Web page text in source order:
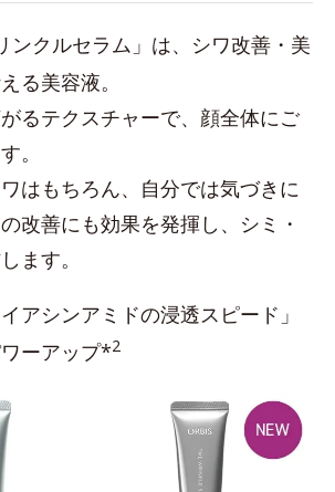
ンクルセラム」は、シワ改善・美
る美容液。
るテクスチャーで、顔全体にご
。
はもちろん、自分では気づきに
改善にも効果を発揮し、シミ・
ます。
アシンアミドの浸透スピード」
ーアップ*2